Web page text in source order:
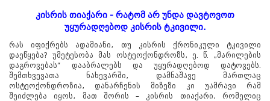
კისრის თიაქარი - რატომ არ უნდა დავტოვოთ
უყურადღებოდ კისრის ტკივილი.
რას იფიქრებს ადამიანი, თუ კისრის ქრონიკული ტკივილი
დაეწყება? უმეტესობა მას ოსტეოქონდროზს, ე. წ. „მარილების
დაგროვებას“ დააბრალებს და უყურადღებოდ დატოვებს.
შემთხვევათა ნახევარში, დამნაშავე მართლაც
ოსტეოქონდროზია, დანარჩენის მიზეზი კი უამრავი რამ
შეიძლება იყოს, მათ შორის – კისრის თიაქარი, რომელიც